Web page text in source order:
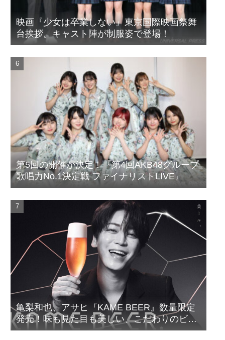
映画『少女は卒業しない』東京国際映画祭舞
台挨拶。キャスト陣が制服姿で登場！
第5回の開催が決定！『第4回AKB48グループ
歌唱力No.1決定戦 ファイナリストLIVE』
亀梨和也、アサヒ『KAME BEER』数量限定
発売！味も見た目も美しい、こだわりのビー
ルがついに完成